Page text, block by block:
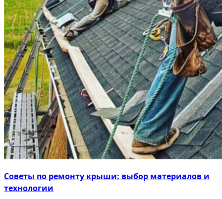
Советы по ремонту крыши: выбор материалов и
технологии